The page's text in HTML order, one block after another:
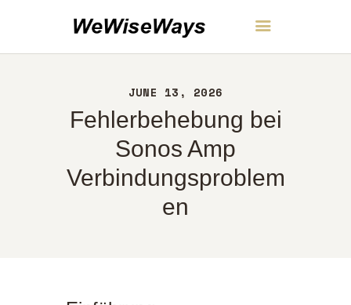
JUNE 13, 2026
Fehlerbehebung bei
Sonos Amp
Verbindungsproblem
en
WeWiseWays
ÜBER UNS
KONTAKT
RICHTLINIEN
DEUTSCH